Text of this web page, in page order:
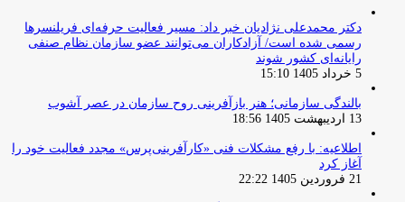
دکتر محمدعلی نژادیان خبر داد: مسیر فعالیت حرفه‌ای فریلنسرها
رسمی شده است/ آزادکاران می‌توانند عضو سازمان نظام صنفی
رایانه‌ای کشور شوند
5 خرداد 1405 15:10
بالندگی سازمانی؛ هنر بازآفرینی روح سازمان در عصر آشوب
13 اردیبهشت 1405 18:56
اطلاعیه: با رفع مشکلات فنی «کارآفرینی‌پرس» مجدد فعالیت خود را
آغاز کرد
21 فروردین 1405 22:22